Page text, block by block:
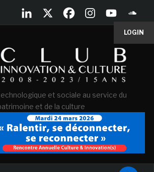
LOGIN
et sociale au service du
et de la culture